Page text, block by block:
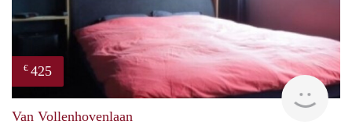
€ 425
Van Vollenhovenlaan